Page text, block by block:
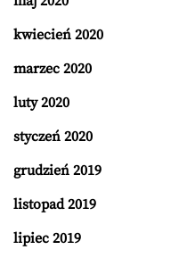
kwiecień 2020
marzec 2020
luty 2020
styczeń 2020
grudzień 2019
listopad 2019
lipiec 2019